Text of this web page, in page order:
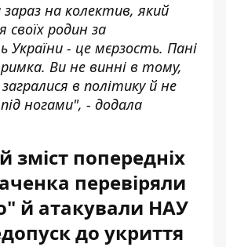
на колектив, який
родин за
України - це мєрзость. Пані
Ви не винні в тому,
в політику й не
ногами", - додала
зміст попередніх
перевіряли
й атакували НАУ
до укриття